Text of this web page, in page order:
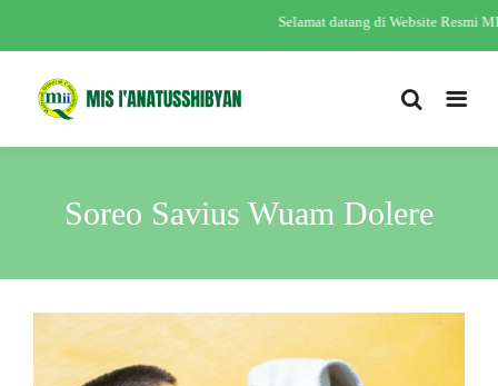
Selamat datang di Website Resmi
Soreo Savius Wuam Dolere